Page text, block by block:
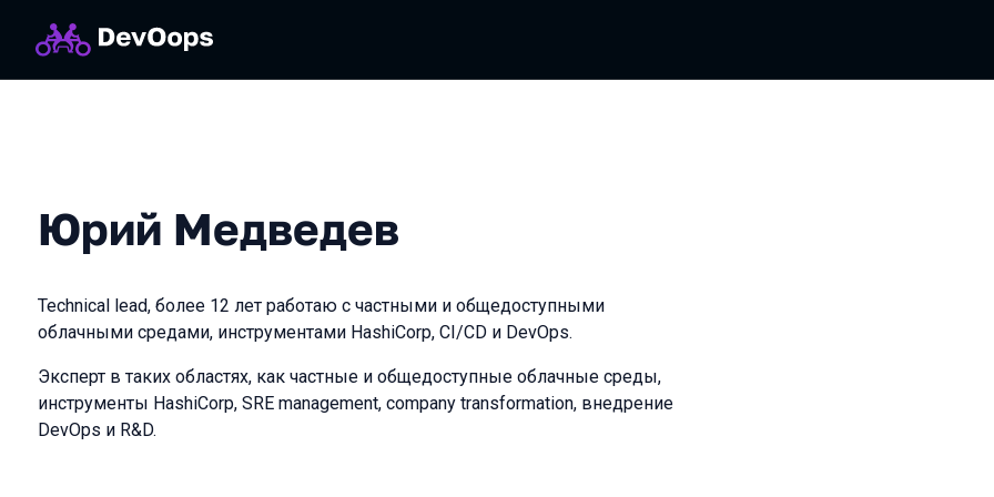
Юрий Медведев
Technical lead, более 12 лет работаю с частными и общедоступными
облачными средами, инструментами HashiСorp, CI/CD и DevOps.
Эксперт в таких областях, как частные и общедоступные облачные среды,
инструменты HashiСorp, SRE management, сompany transformation, внедрение
DevOps и R&D.